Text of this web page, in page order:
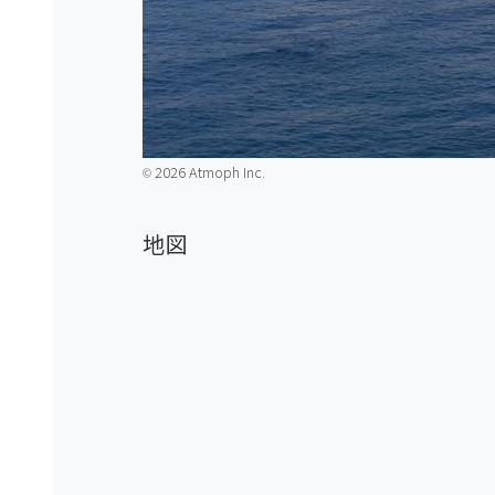
©️2026 Atmoph Inc.
地図